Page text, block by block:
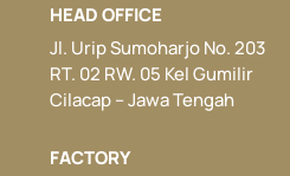
HEAD OFFICE
Jl. Urip Sumoharjo No. 203
RT. 02 RW. 05 Kel Gumilir
Cilacap – Jawa Tengah
FACTORY